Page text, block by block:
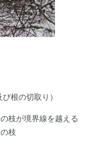
根の切取り）
枝が境界線を越える
枝